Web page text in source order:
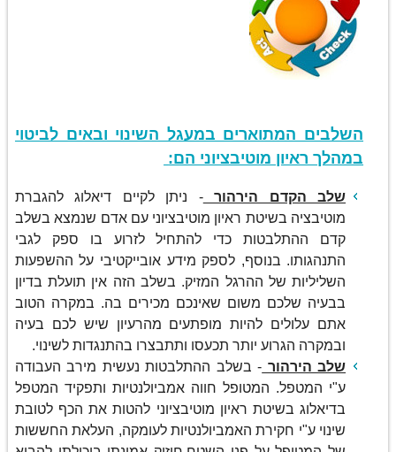
השלבים המתוארים במעגל השינוי ובאים לביטוי
במהלך ראיון מוטיבציוני הם:
שלב הקדם הירהור- ניתן לקיים דיאלוג להגברת
מוטיבציה בשיטת ראיון מוטיבציוני עם אדם שנמצא בשלב
קדם ההתלבטות כדי להתחיל לזרוע בו ספק לגבי
התנהגותו. בנוסף, לספק מידע אובייקטיבי על ההשפעות
השליליות של ההרגל המזיק. בשלב הזה אין תועלת בדיון
בבעיה שלכם משום שאינכם מכירים בה. במקרה הטוב
אתם עלולים להיות מופתעים מהרעיון שיש לכם בעיה
ובמקרה הגרוע יותר תכעסו ותתבצרו בהתנגדות לשינוי.
שלב הירהור - בשלב ההתלבטות נעשית מירב העבודה
ע"י המטפל. המטופל חווה אמביולנטיות ותפקיד המטפל
בדיאלוג בשיטת ראיון מוטיבציוני להטות את הכף לטובת
שינוי ע"י חקירת האמביולנטיות לעומקה, העלאת החששות